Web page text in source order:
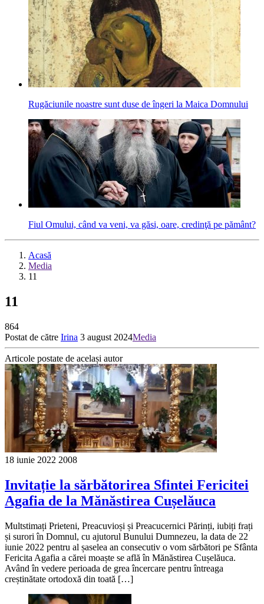
Rugăciunile noastre sunt duse de îngeri la Maica Domnului
Fiul Omului, când va veni, va găsi, oare, cre­dinţă pe pământ?
Acasă
Media
11
11
864
Postat de către Irina 3 august 2024Media
Articole postate de același autor
18 iunie 2022 2008
Invitație la sărbătorirea Sfintei Fericitei
Agafia de la Mănăstirea Cușelăuca
Multstimați Prieteni, Preacuvioși și Preacucernici Părinți, iubiți frați
și surori în Domnul, cu ajutorul Bunului Dumnezeu, la data de 22
iunie 2022 pentru al șaselea an consecutiv o vom sărbători pe Sfânta
Fericita Agafia a cărei moaște se află în Mănăstirea Cușelăuca.
Având în vedere perioada de grea încercare pentru întreaga
creștinătate ortodoxă din toată […]